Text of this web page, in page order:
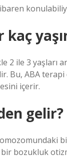
2 ile 3
Bu, ABA
içerir.
gelir?
bozukluk